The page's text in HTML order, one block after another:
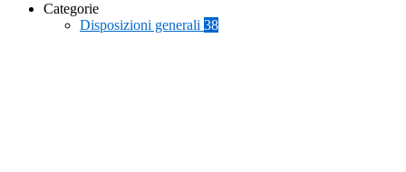
Categorie
Disposizioni generali 38